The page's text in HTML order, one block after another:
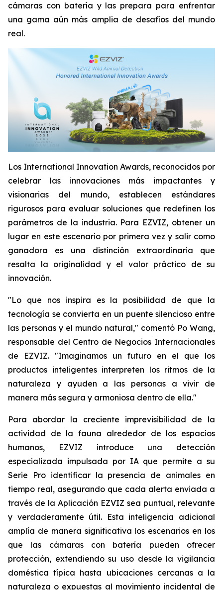
cámaras con batería y las prepara para enfrentar
una gama aún más amplia de desafíos del mundo
real.
Los International Innovation Awards, reconocidos por
celebrar las innovaciones más impactantes y
visionarias del mundo, establecen estándares
rigurosos para evaluar soluciones que redefinen los
parámetros de la industria. Para EZVIZ, obtener un
lugar en este escenario por primera vez y salir como
ganadora es una distinción extraordinaria que
resalta la originalidad y el valor práctico de su
innovación.
"Lo que nos inspira es la posibilidad de que la
tecnología se convierta en un puente silencioso entre
las personas y el mundo natural," comentó Po Wang,
responsable del Centro de Negocios Internacionales
de EZVIZ. "Imaginamos un futuro en el que los
productos inteligentes interpreten los ritmos de la
naturaleza y ayuden a las personas a vivir de
manera más segura y armoniosa dentro de ella."
Para abordar la creciente imprevisibilidad de la
actividad de la fauna alrededor de los espacios
humanos, EZVIZ introduce una detección
especializada impulsada por IA que permite a su
Serie Pro identificar la presencia de animales en
tiempo real, asegurando que cada alerta enviada a
través de la Aplicación EZVIZ sea puntual, relevante
y verdaderamente útil. Esta inteligencia adicional
amplía de manera significativa los escenarios en los
que las cámaras con batería pueden ofrecer
protección, extendiendo su uso desde la vigilancia
doméstica típica hasta ubicaciones cercanas a la
naturaleza o expuestas al movimiento incidental de